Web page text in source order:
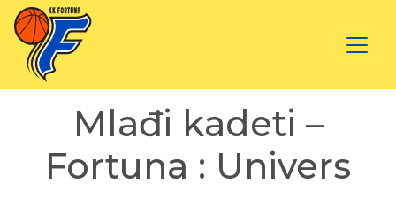
Mlađi kadeti –
Fortuna : Univers